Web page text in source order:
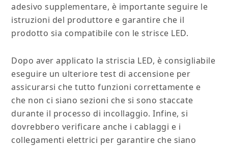
adesivo supplementare, è importante seguire le
istruzioni del produttore e garantire che il
prodotto sia compatibile con le strisce LED.
Dopo aver applicato la striscia LED, è consigliabile
eseguire un ulteriore test di accensione per
assicurarsi che tutto funzioni correttamente e
che non ci siano sezioni che si sono staccate
durante il processo di incollaggio. Infine, si
dovrebbero verificare anche i cablaggi e i
collegamenti elettrici per garantire che siano